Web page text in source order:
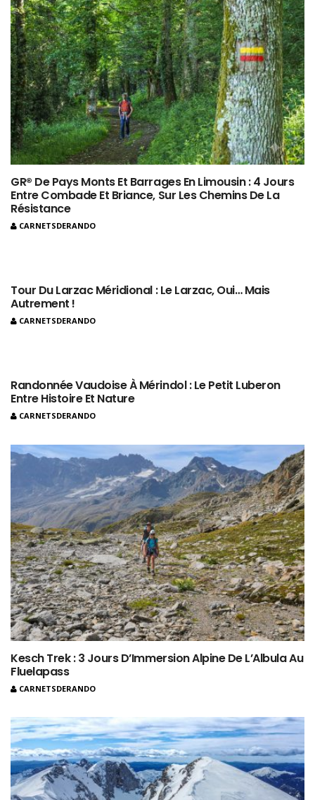
GR® De Pays Monts Et Barrages En Limousin : 4 Jours
Entre Combade Et Briance, Sur Les Chemins De La
Résistance
CARNETSDERANDO
Tour Du Larzac Méridional : Le Larzac, Oui… Mais
Autrement !
CARNETSDERANDO
Randonnée Vaudoise À Mérindol : Le Petit Luberon
Entre Histoire Et Nature
CARNETSDERANDO
Kesch Trek : 3 Jours D’Immersion Alpine De L’Albula Au
Fluelapass
CARNETSDERANDO